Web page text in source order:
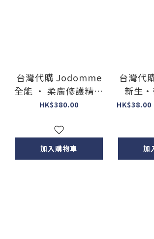
台灣代購 Jodomme
全能 ‧ 柔膚修護精萃
30ML
HK$380.00
加入購物車
台灣代購
新生
加